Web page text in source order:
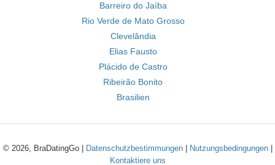
Barreiro do Jaíba
Rio Verde de Mato Grosso
Clevelândia
Elias Fausto
Plácido de Castro
Ribeirão Bonito
Brasilien
© 2026, BraDatingGo | Datenschutzbestimmungen| Nutzungsbedingungen|
Kontaktiere uns